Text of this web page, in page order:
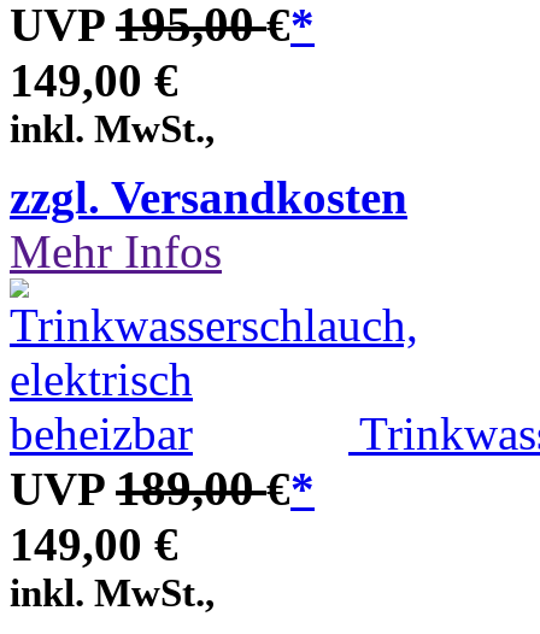
UVP 195,00€*
149,00 €
inkl. MwSt.,
zzgl. Versandkosten
Mehr Infos
UVP 189,00€*
149,00 €
inkl. MwSt.,